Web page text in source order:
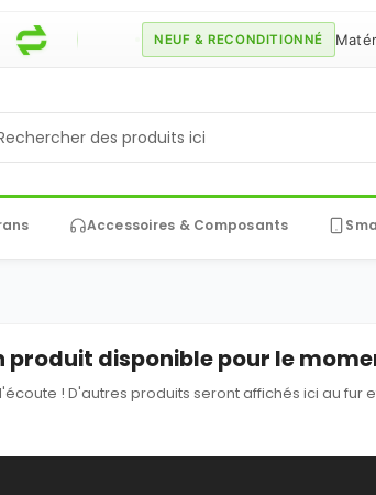
NEUF & RECONDITIONNÉ
Accessoires & Composants
produit disponible pour le
! D'autres produits seront affichés ici au fur